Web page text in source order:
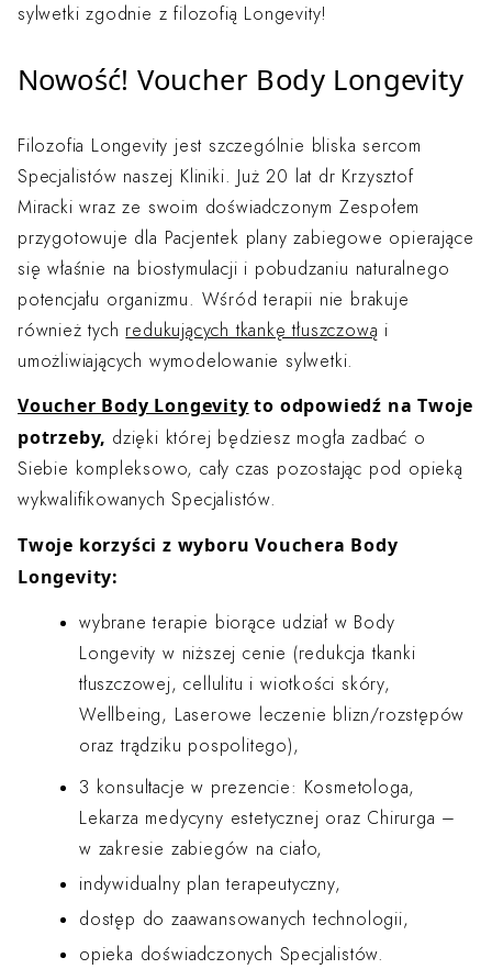
sylwetki zgodnie z filozofią Longevity!
Nowość! Voucher Body Longevity
Filozofia Longevity jest szczególnie bliska sercom
Specjalistów naszej Kliniki. Już 20 lat dr Krzysztof
Miracki wraz ze swoim doświadczonym Zespołem
przygotowuje dla Pacjentek plany zabiegowe opierające
się właśnie na biostymulacji i pobudzaniu naturalnego
potencjału organizmu. Wśród terapii nie brakuje
również tych redukujących tkankę tłuszczową i
umożliwiających wymodelowanie sylwetki.
Voucher Body Longevity to odpowiedź na Twoje
potrzeby, dzięki której będziesz mogła zadbać o
Siebie kompleksowo, cały czas pozostając pod opieką
wykwalifikowanych Specjalistów.
Twoje korzyści z wyboru Vouchera Body
Longevity:
wybrane terapie biorące udział w Body
Longevity w niższej cenie (redukcja tkanki
tłuszczowej, cellulitu i wiotkości skóry,
Wellbeing, Laserowe leczenie blizn/rozstępów
oraz trądziku pospolitego),
3 konsultacje w prezencie: Kosmetologa,
Lekarza medycyny estetycznej oraz Chirurga –
w zakresie zabiegów na ciało,
indywidualny plan terapeutyczny,
dostęp do zaawansowanych technologii,
opieka doświadczonych Specjalistów.